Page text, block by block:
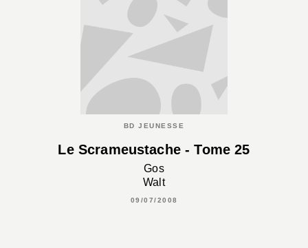
BD JEUNESSE
Le Scrameustache - Tome 25
Gos
Walt
09/07/2008